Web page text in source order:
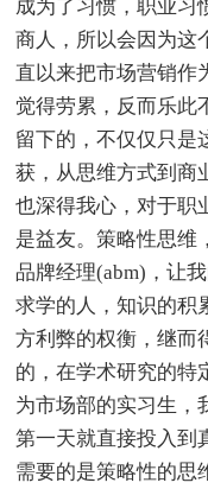
成为了习惯，职业习
商人，所以会因为这
直以来把市场营销作
觉得劳累，反而乐此
留下的，不仅仅只是
获，从思维方式到商
也深得我心，对于职
是益友。策略性思维
品牌经理(abm)，让
求学的人，知识的积
方利弊的权衡，继而
的，在学术研究的特
为市场部的实习生，
第一天就直接投入到
需要的是策略性的思